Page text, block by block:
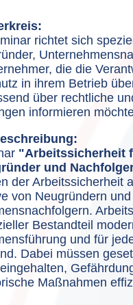
richtet sich
die die
in ihrem Betrieb
über rechtliche
informieren
"Arbeitssicherheit
und
der Arbeitssicherheit
von Neugründern und
Bestandteil
und für
Dabei müssen
Maßnahmen